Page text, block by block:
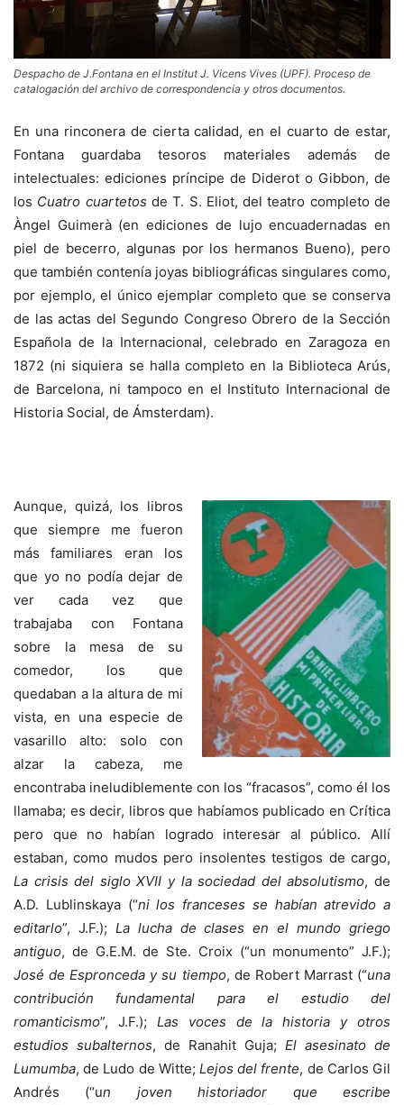
Despacho de J.Fontana en el Institut J. Vicens Vives (UPF). Proceso de
catalogación del archivo de correspondencia y otros documentos.
En una rinconera de cierta calidad, en el cuarto de estar,
Fontana guardaba tesoros materiales además de
intelectuales: ediciones príncipe de Diderot o Gibbon, de
los Cuatro cuartetos de T. S. Eliot, del teatro completo de
Àngel Guimerà (en ediciones de lujo encuadernadas en
piel de becerro, algunas por los hermanos Bueno), pero
que también contenía joyas bibliográficas singulares como,
por ejemplo, el único ejemplar completo que se conserva
de las actas del Segundo Congreso Obrero de la Sección
Española de la Internacional, celebrado en Zaragoza en
1872 (ni siquiera se halla completo en la Biblioteca Arús,
de Barcelona, ni tampoco en el Instituto Internacional de
Historia Social, de Ámsterdam).
Aunque, quizá, los libros
que siempre me fueron
másfamiliares eran los
que yo no podía dejar de
ver cada vez que
trabajaba con Fontana
sobre la mesa de su
comedor, los que
quedaban a la altura de mi
vista, en una especie de
vasarillo alto: solo con
alzar la cabeza, me
encontraba ineludiblemente con los “fracasos”, como él los
llamaba; es decir, libros que habíamos publicado en Crítica
pero que no habían logrado interesar al público. Allí
estaban, como mudos pero insolentes testigos de cargo,
La crisis del siglo XVII y la sociedad del absolutismo, de
A.D. Lublinskaya (“ni los franceses se habían atrevido a
editarlo”, J.F.); La lucha de clases en el mundo griego
antiguo, de G.E.M. de Ste. Croix (“un monumento” J.F.);
José de Espronceda y su tiempo, de Robert Marrast (“una
contribución fundamental para el estudio del
romanticismo”, J.F.); Las voces de la historia y otros
estudios subalternos, de Ranahit Guja; El asesinato de
Lumumba, de Ludo de Witte; Lejos del frente, de Carlos Gil
Andrés (“un joven historiador que escribe